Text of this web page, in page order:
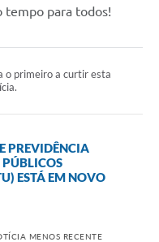
tempo para todos!
o primeiro a curtir esta
PREVIDÊNCIA
PÚBLICOS
ESTÁ EM NOVO
MENOS RECENTE